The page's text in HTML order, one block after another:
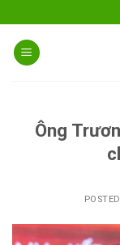
to
content
Ông